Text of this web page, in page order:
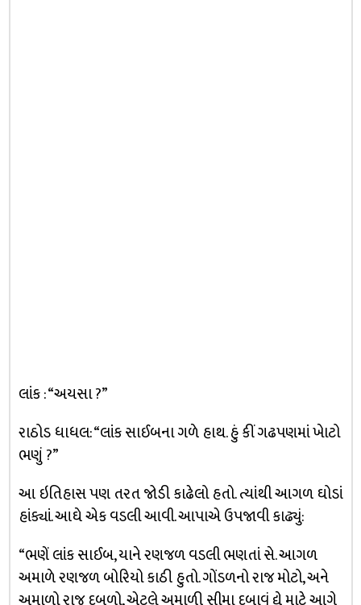
લાંક : “અયસા ?”
રાઠોડ ધાધલ: “લાંક સાઈબના ગળે હાથ. હું કીં ગઢપણમાં ખેાટો
ભણું ?”
આ ઇતિહાસ પણ તરત જોડી કાઢેલો હતો. ત્યાંથી આગળ ઘોડાં
હાંક્યાં. આઘે એક વડલી આવી. આપાએ ઉપજાવી કાઢ્યું:
“ભણેં લાંક સાઈબ, યાને રણજળ વડલી ભણતાં સે. આગળ
અમાળે રણજળ બોરિયો કાઠી હુતો. ગોંડળનો રાજ મોટો, અને